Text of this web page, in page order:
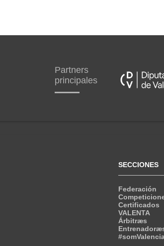
Partners
principales
SECCIONES
Federación
Certificados
VALENTA
Árbitræs